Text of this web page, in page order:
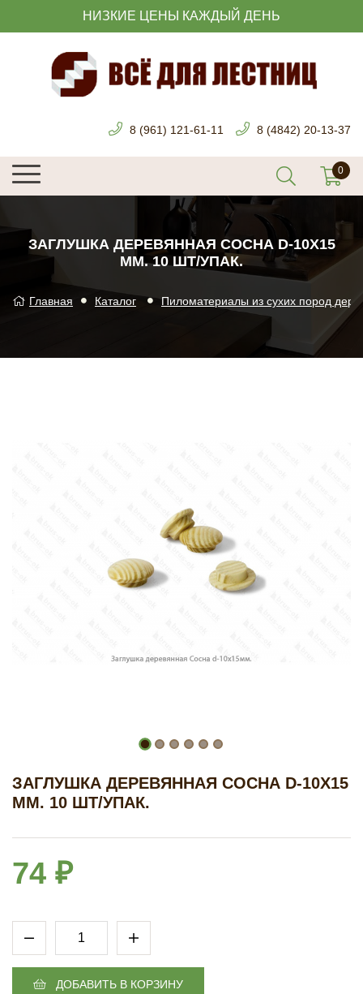
НИЗКИЕ ЦЕНЫ КАЖДЫЙ ДЕНЬ
8 (961) 121-61-11 8 (4842) 20-13-37
ЗАГЛУШКА ДЕРЕВЯННАЯ СОСНА D-10Х15
ММ. 10 ШТ/УПАК.
Главная Каталог Пиломатериалы из сухих пород
ЗАГЛУШКА ДЕРЕВЯННАЯ СОСНА D-10Х15
ММ. 10 ШТ/УПАК.
74 ₽
ДОБАВИТЬ В КОРЗИНУ